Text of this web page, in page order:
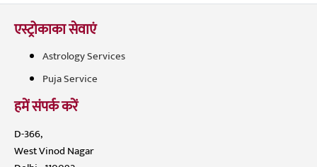
एस्ट्रोकाका सेवाएं
Astrology Services
Puja Service
हमें संपर्क करें
D-366,
West Vinod Nagar